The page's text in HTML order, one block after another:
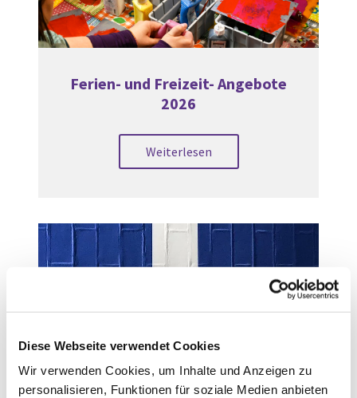
Diese Webseite verwendet Cookies
Wir verwenden Cookies, um Inhalte und Anzeigen zu
personalisieren, Funktionen für soziale Medien anbieten
Ferien- und Freizeit- Angebote
2026
Weiterlesen
Kirche mit Kindern